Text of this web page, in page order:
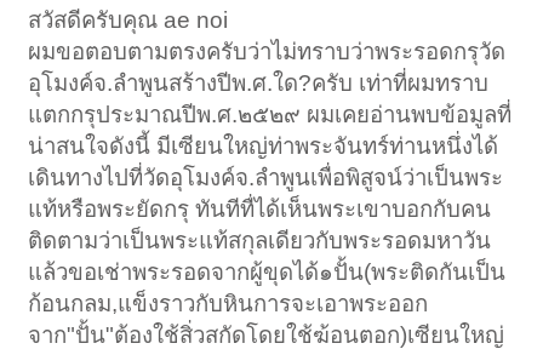
สวัสดีครับคุณ ae noi
ผมขอตอบตามตรงครับว่าไม่ทราบว่าพระรอดกรุวัด
อุโมงค์จ.ลำพูนสร้างปีพ.ศ.ใด?ครับ เท่าที่ผมทราบ
แตกกรุประมาณปีพ.ศ.๒๕๒๙ ผมเคยอ่านพบข้อมูลที่
น่าสนใจดังนี้ มีเซียนใหญ่ท่าพระจันทร์ท่านหนึ่งได้
เดินทางไปที่วัดอุโมงค์จ.ลำพูนเพื่อพิสูจน์ว่าเป็นพระ
แท้หรือพระยัดกรุ ทันทีทื่ได้เห็นพระเขาบอกกับคน
ติดตามว่าเป็นพระแท้สกุลเดียวกับพระรอดมหาวัน
แล้วขอเช่าพระรอดจากผู้ขุดได้๑ปั้น(พระติดกันเป็น
ก้อนกลม,แข็งราวกับหินการจะเอาพระออก
จาก"ปั้น"ต้องใช้สิ่วสกัดโดยใช้ฆ้อนตอก)เซียนใหญ่